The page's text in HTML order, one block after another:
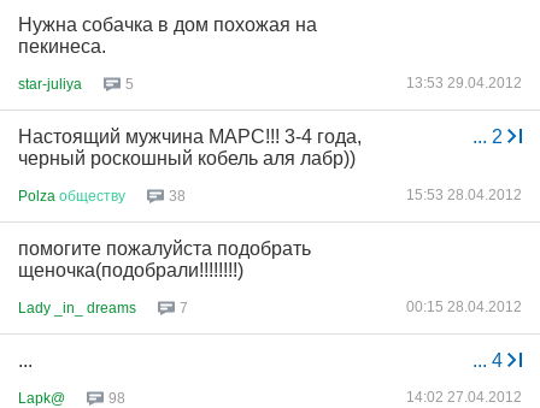
Нужна собачка в дом похожая на
пекинеса.
star-juliya 5 13:53 29.04.2012
... 2
Настоящий мужчина МАРС!!! 3-4 года,
черный роскошный кобель аля лабр))
Polza обществу 38 15:53 28.04.2012
помогите пожалуйста подобрать
щеночка(подобрали!!!!!!!!)
Lady _in_ dreams 7 00:15 28.04.2012
... 4
...
Lapk@ 98 14:02 27.04.2012